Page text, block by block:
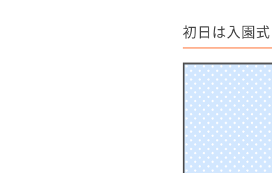
初日は入園式